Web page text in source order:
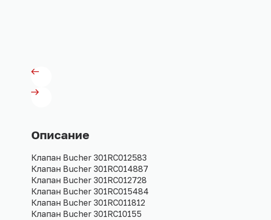
Описание
Клапан Bucher 301RC012583
Клапан Bucher 301RC014887
Клапан Bucher 301RC012728
Клапан Bucher 301RC015484
Клапан Bucher 301RC011812
Клапан Bucher 301RC10155